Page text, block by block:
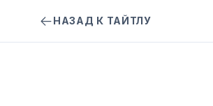
НАЗАД К ТАЙТЛУ